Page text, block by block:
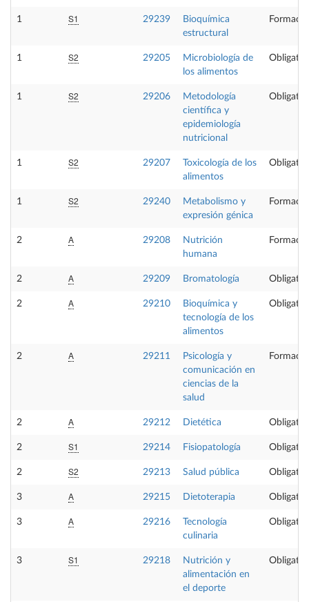
1 S1 29239
Bioquímica
estructural
1 S2 29205
Microbiología de
los alimentos
1 S2 29206
Metodología
científica y
epidemiología
nutricional
1 S2 29207
Toxicología de los
alimentos
1 S2 29240
Metabolismo y
expresión génica
2 A 29208
Nutrición
humana
2 A 29209 Bromatología
2 A 29210
Bioquímica y
tecnología de los
alimentos
2 A 29211
Psicología y
comunicación en
ciencias de la
salud
2 A 29212 Dietética
2 S1 29214 Fisiopatología
2 S2 29213 Salud pública
3 A 29215 Dietoterapia
3 A 29216
Tecnología
culinaria
3 S1 29218
Nutrición y
alimentación en
el deporte